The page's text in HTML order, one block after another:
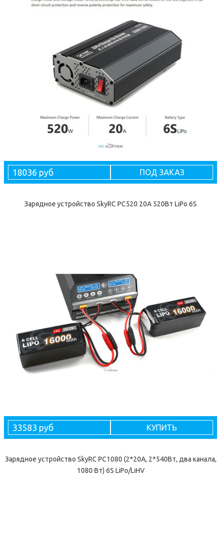
18036 руб ПОД ЗАКАЗ
Зарядное устройство SkyRC PC520 20А 520Вт LiPo 6S
33583 руб КУПИТЬ
Зарядное устройство SkyRC PC1080 (2*20А, 2*540Вт, два канала,
1080 Вт) 6S LiPo/LiHV